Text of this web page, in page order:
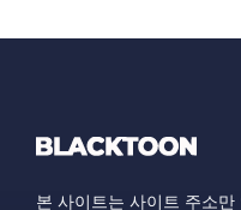
본 사이트는 사이트 주소